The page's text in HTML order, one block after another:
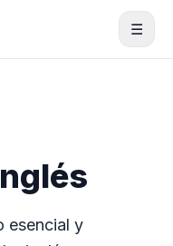
☰
esencial y